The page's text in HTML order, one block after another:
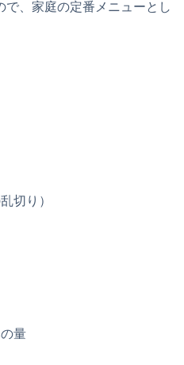
、家庭の定番メニューとし
切り）
量